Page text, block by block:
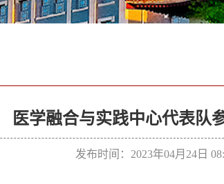
医学融合与实践中心代表队
发布时间：2023年04月24日